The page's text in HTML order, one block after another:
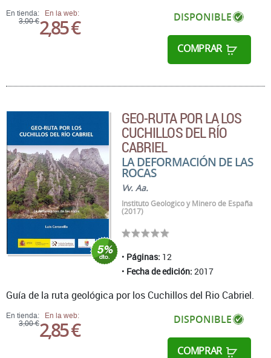
En tienda:
3,00 €
En la web:
2,85 € DISPONIBLE
COMPRAR
GEO-RUTA POR LA LOS
CUCHILLOS DEL RÍO
CABRIEL
LA DEFORMACIÓN DE LAS
ROCAS
Vv. Aa.
Instituto Geologico y Minero de España
(2017)
Páginas: 12
Fecha de edición: 2017
En tienda:
3,00 €
En la web:
2,85 € DISPONIBLE
COMPRAR
Guía de la ruta geológica por los Cuchillos del Rio Cabriel.